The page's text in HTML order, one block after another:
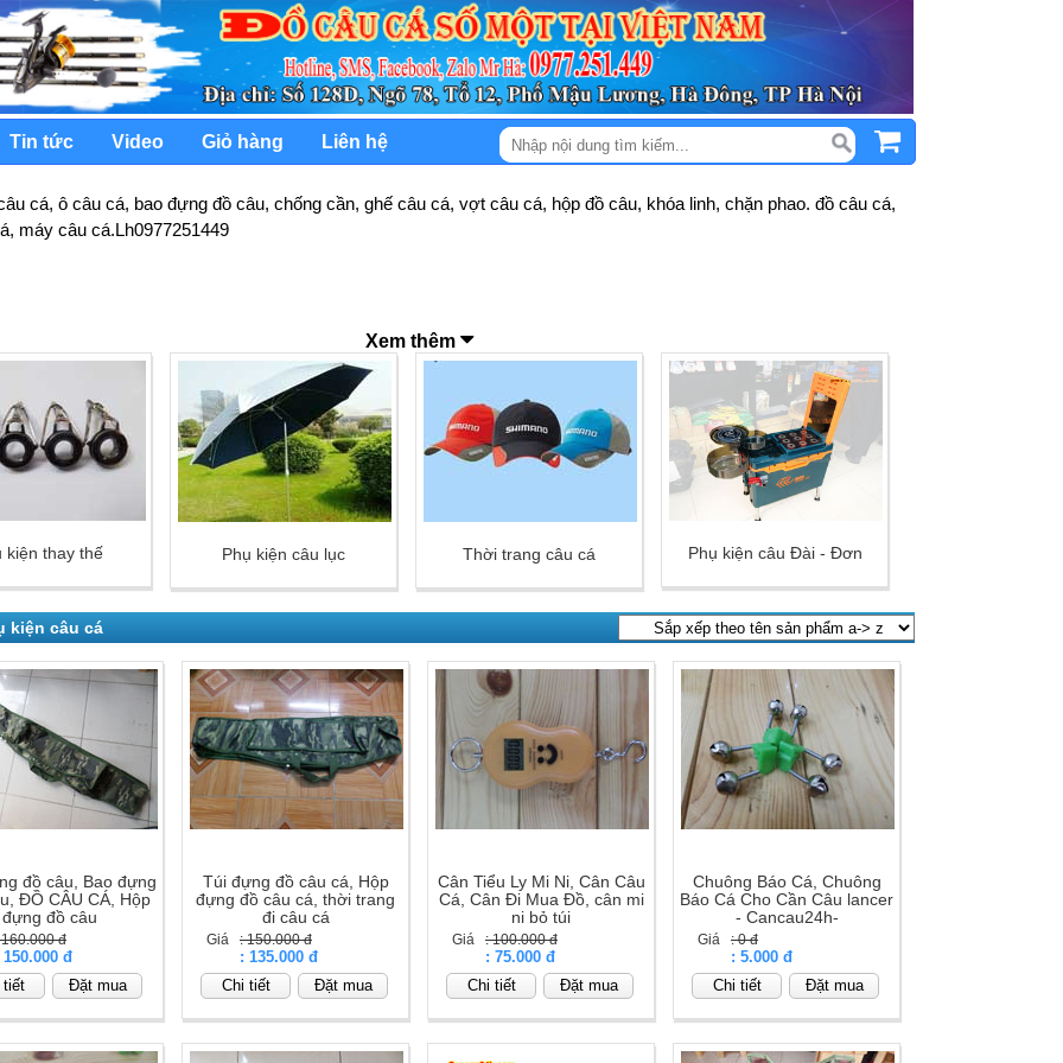
Tin tức Video Giỏ hàng Liên hệ
cá, ô câu cá, bao đựng đồ câu, chống cần, ghế câu cá, vợt câu cá, hộp đồ câu, khóa linh, chặn phao. đồ câu cá,
máy câu cá.Lh0977251449
Xem thêm
kiện thay thế Phụ kiện câu lục Thời trang câu cá Phụ kiện câu Đài - Đơn
kiện câu cá
đồ câu, Bao đựng
ĐỒ CÂU CÁ, Hộp
đựng đồ câu
đ
150.000 đ
tiết
Đặt mua
Túi đựng đồ câu cá, Hộp
đựng đồ câu cá, thời trang
đi câu cá
Giá : 150.000 đ
: 135.000 đ
Chi tiết
Đặt mua
Cân Tiểu Ly Mi Ni, Cân Câu
Cá, Cân Đi Mua Đồ, cân mi
ni bỏ túi
Giá : 100.000 đ
: 75.000 đ
Chi tiết
Đặt mua
Chuông Báo Cá, Chuông
Báo Cá Cho Cần Câu lancer
- Cancau24h-
Giá : 0 đ
: 5.000 đ
Chi tiết
Đặt mua